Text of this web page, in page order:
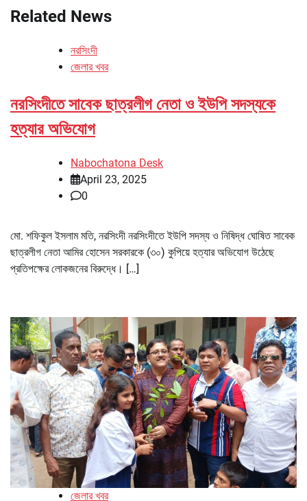
Related News
নরসিংদী
জেলার খবর
নরসিংদীতে সাবেক ছাত্রলীগ নেতা ও ইউপি সদস্যকে
হত্যার অভিযোগ
Nabochatona Desk
April 23, 2025
0
মো. শফিকুল ইসলাম মতি, নরসিংদী নরসিংদীতে ইউপি সদস্য ও নিষিদ্ধ ঘোষিত সাবেক
ছাত্রলীগ নেতা আমির হোসেন সরকারকে (৩০) কুপিয়ে হত্যার অভিযোগ উঠেছে
প্রতিপক্ষের লোকজনের বিরুদ্ধে। […]
জেলার খবর